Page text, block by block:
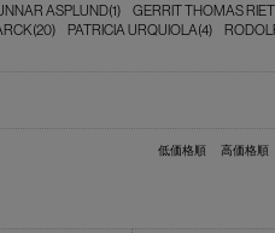
ASPLUND(1) GERRIT THOMAS
PATRICIA URQUIOLA(4)
低価格順 高価格順